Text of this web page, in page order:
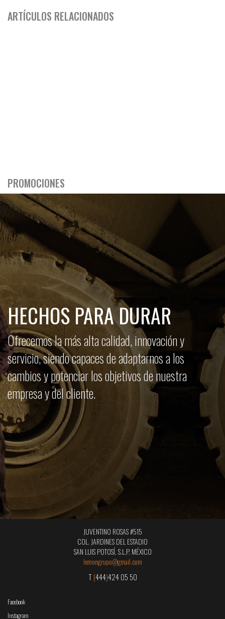
ARTÍCULOS RELACIONADOS
PROMOCIONES
HECHOS PARA DURAR
Ofrecemos la más alta calidad, innovación y
servicio, siendo capaces de adaptarnos a los
cambios y potenciar los objetivos de nuestra
empresa y del cliente.
JUVENTINO ROSAS #515
COL. JARDINES DEL ESTADIO
SAN LUIS POTOSÍ, S.L.P. MÉXICO
lemongrupo@gmail.com
T(444)424 05 50
Facebook
Instagram